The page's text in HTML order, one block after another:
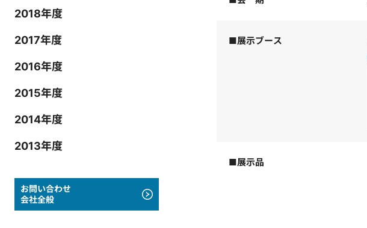
2018年度
2017年度
2016年度
2015年度
2014年度
2013年度
お問い合わせ
会社全般
■展示ブース
■展示品